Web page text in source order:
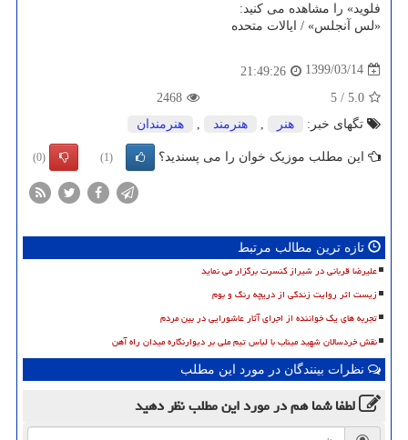
فلوید» را مشاهده می کنید:
«لس آنجلس» / ایالات متحده
1399/03/14
21:49:26
5.0
/
5
2468
تگهای خبر:
هنر هنرمند هنرمندان
این مطلب موزیک خوان را می پسندید؟ (1)
(0)
تازه ترین مطالب مرتبط
علیرضا قربانی در شیراز کنسرت برگزار می نماید
زیست اثر روایت زندگی از دریچه رنگ و بوم
تجربه های یک خواننده از اجرای آثار عاشورایی در بین مردم
نقش خردسالان شهید میناب با لباس تیم ملی بر دیوارنگاره میدان راه آهن
نظرات بینندگان در مورد این مطلب
لطفا شما همدر مورد این مطلبنظر دهید